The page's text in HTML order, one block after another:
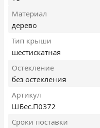
Материал
дерево
Тип крыши
шестискатная
Остекление
без остекления
Артикул
ШБес.П0372
Сроки поставки